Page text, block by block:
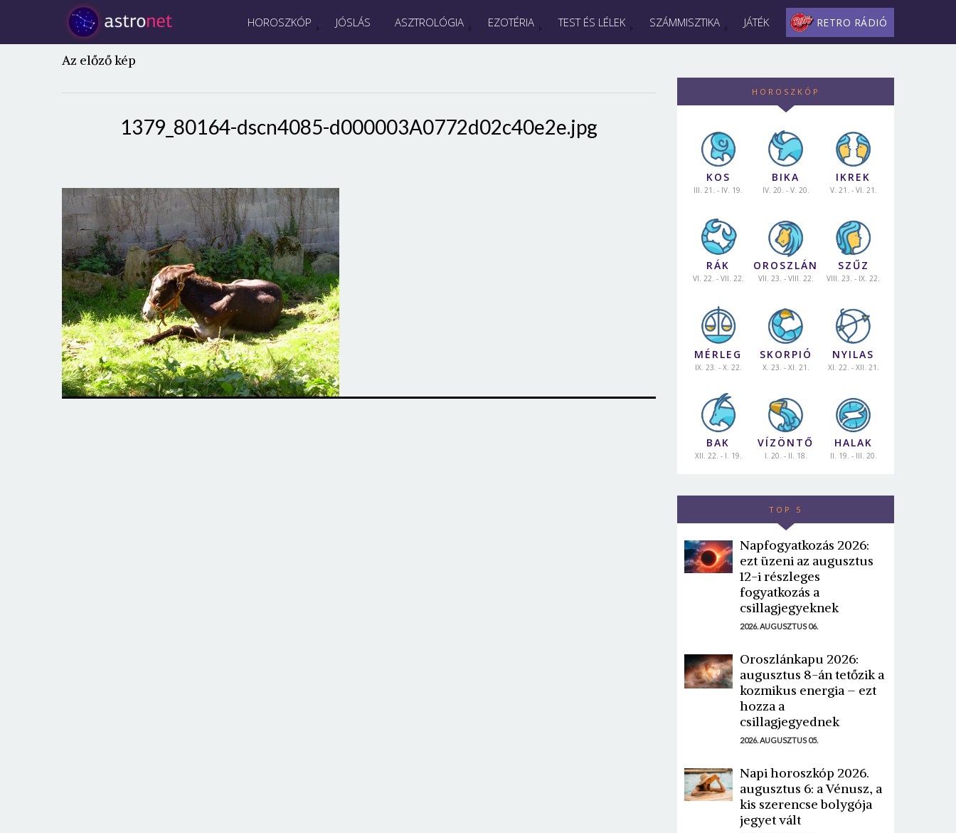
HOROSZKÓP JÓSLÁS ASZTROLÓGIA EZOTÉRIA TEST ÉS LÉLEK SZÁMMISZTIKA JÁTÉK RETRO RÁDIÓ
Az előző kép
1379_80164-dscn4085-d000003A0772d02c40e2e.jpg
HOROSZKÓP
KOS
III. 21. - IV. 19.
BIKA
IV. 20. - V. 20.
IKREK
V. 21. - VI. 21.
RÁK
VI. 22. - VII. 22.
OROSZLÁN
VII. 23. - VIII. 22.
SZŰZ
VIII. 23. - IX. 22.
MÉRLEG
IX. 23. - X. 22.
SKORPIÓ
X. 23. - XI. 21.
NYILAS
XI. 22. - XII. 21.
BAK
XII. 22. - I. 19.
VÍZÖNTŐ
I. 20. - II. 18.
HALAK
II. 19. - III. 20.
TOP 5
Napfogyatkozás 2026:
ezt üzeni az augusztus
12-i részleges
fogyatkozás a
csillagjegyeknek
2026. AUGUSZTUS 06.
Oroszlánkapu 2026:
augusztus 8-án tetőzik a
kozmikus energia – ezt
hozza a
csillagjegyednek
2026. AUGUSZTUS 05.
Napi horoszkóp 2026.
augusztus 6: a Vénusz, a
kis szerencse bolygója
jegyet vált